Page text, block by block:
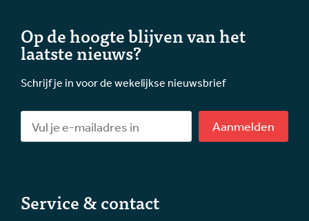
Op de hoogte blijven van het
laatste nieuws?
Schrijf je in voor de wekelijkse nieuwsbrief
Aanmelden
Service & contact